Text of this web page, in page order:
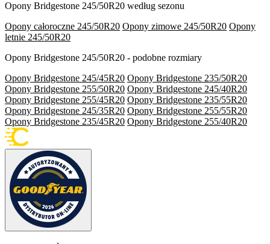
Opony Bridgestone 245/50R20 według sezonu
Opony całoroczne 245/50R20 Opony zimowe 245/50R20 Opony
letnie 245/50R20
Opony Bridgestone 245/50R20 - podobne rozmiary
Opony Bridgestone 245/45R20 Opony Bridgestone 235/50R20
Opony Bridgestone 255/50R20 Opony Bridgestone 245/40R20
Opony Bridgestone 255/45R20 Opony Bridgestone 235/55R20
Opony Bridgestone 245/35R20 Opony Bridgestone 255/55R20
Opony Bridgestone 235/45R20 Opony Bridgestone 255/40R20